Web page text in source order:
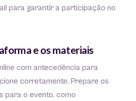
para garantir a participação no
e os materiais
com antecedência para
corretamente. Prepare os
para o evento, como